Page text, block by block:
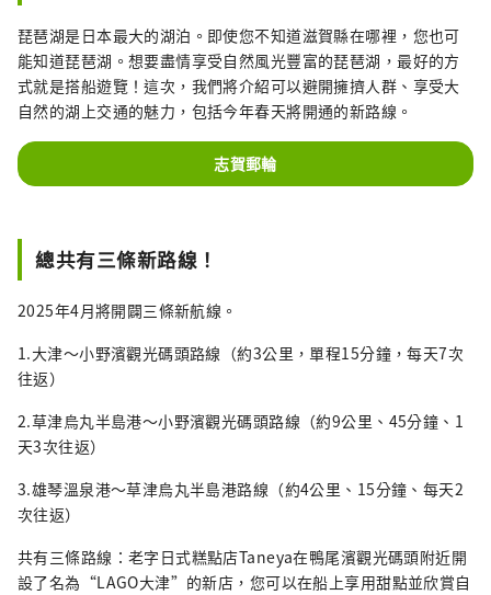
琵琶湖是日本最大的湖泊。即使您不知道滋賀縣在哪裡，您也可
能知道琵琶湖。想要盡情享受自然風光豐富的琵琶湖，最好的方
式就是搭船遊覽！這次，我們將介紹可以避開擁擠人群、享受大
自然的湖上交通的魅力，包括今年春天將開通的新路線。
志賀郵輪
總共有三條新路線！
2025年4月將開闢三條新航線。
1.大津～小野濱觀光碼頭路線（約3公里，單程15分鐘，每天7次
往返）
2.草津烏丸半島港～小野濱觀光碼頭路線（約9公里、45分鐘、1
天3次往返）
3.雄琴溫泉港～草津烏丸半島港路線（約4公里、15分鐘、每天2
次往返）
共有三條路線：老字日式糕點店Taneya在鴨尾濱觀光碼頭附近開
設了名為“LAGO大津”的新店，您可以在船上享用甜點並欣賞自